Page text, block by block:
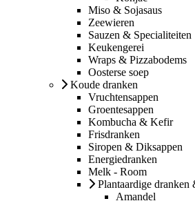
Miso & Sojasaus
Zeewieren
Sauzen & Specialiteiten
Keukengerei
Wraps & Pizzabodems
Oosterse soep
Koude dranken
Vruchtensappen
Groentesappen
Kombucha & Kefir
Frisdranken
Siropen & Diksappen
Energiedranken
Melk - Room
Plantaardige dranken
Amandel